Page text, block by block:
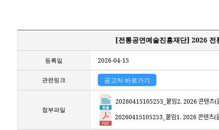
[전통공연예술진흥재단] 2026 전
등록일 2026-04-15
관련링크 공고처 바로가기
첨부파일
20260415105253_붙임2. 2026
20260415105253_붙임1. 2026